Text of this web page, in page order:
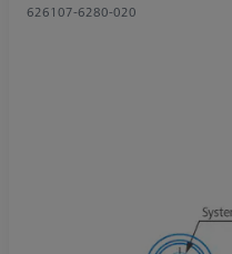
626107-6280-020